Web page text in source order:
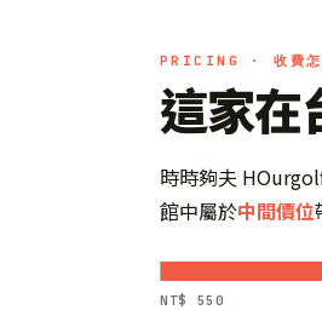
PRICING · 收費怎
這家在
時時夠夫
館中屬於中間價位
NT$ 550